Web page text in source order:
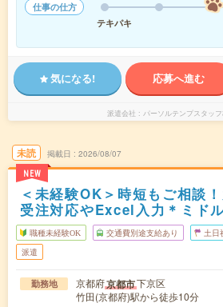
仕事の仕方
テキパキ
気になる! 応募へ進む
派遣会社 パーソルテンプスタッ
未読
NEW
掲載日 2026/08/07
＜未経験OK＞時短もご相談
受注対応やExcel入力＊ミド
職種未経験OK 交通費別途支給あり 土日
派遣
勤務地 京都府京都市下京区
竹田(京都府)駅から徒歩10分